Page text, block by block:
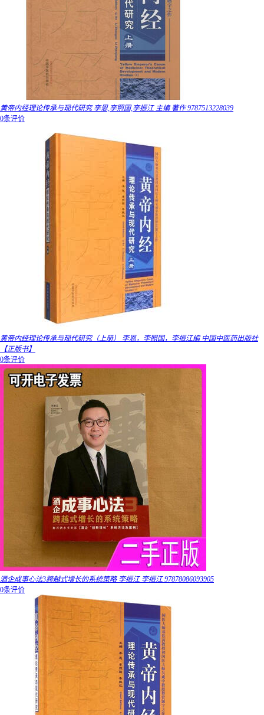
黄帝内经理论传承与现代研究 李恩,李照国,李振江 主编 著作 9787513228039
0条评价
黄帝内经理论传承与现代研究（上册） 李恩，李照国，李振江编 中国中医药出版社
【正版书】
0条评价
酒企成事心法3跨越式增长的系统策略 李振江 李振江 97878086093905
0条评价